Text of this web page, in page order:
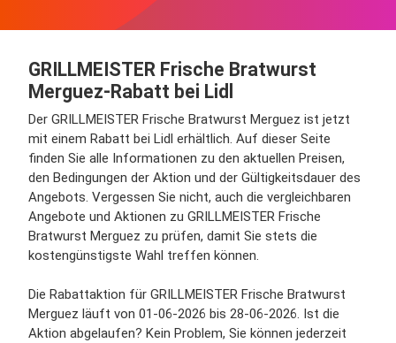
GRILLMEISTER Frische Bratwurst
Merguez-Rabatt bei Lidl
Der GRILLMEISTER Frische Bratwurst Merguez ist jetzt
mit einem Rabatt bei Lidl erhältlich. Auf dieser Seite
finden Sie alle Informationen zu den aktuellen Preisen,
den Bedingungen der Aktion und der Gültigkeitsdauer des
Angebots. Vergessen Sie nicht, auch die vergleichbaren
Angebote und Aktionen zu GRILLMEISTER Frische
Bratwurst Merguez zu prüfen, damit Sie stets die
kostengünstigste Wahl treffen können.
Die Rabattaktion für GRILLMEISTER Frische Bratwurst
Merguez läuft von 01-06-2026 bis 28-06-2026. Ist die
Aktion abgelaufen? Kein Problem, Sie können jederzeit